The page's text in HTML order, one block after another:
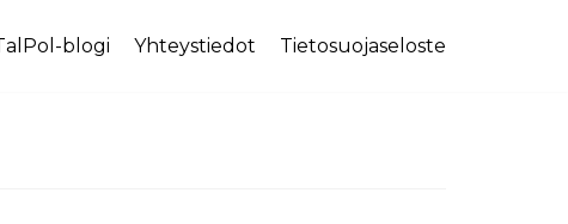
blogi Yhteystiedot Tietosuojaseloste